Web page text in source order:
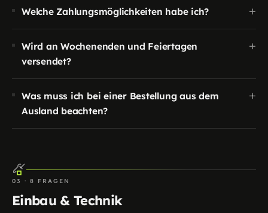
Welche Zahlungsmöglichkeiten habe ich? +
Wird an Wochenenden und Feiertagen
versendet?
+
Was muss ich bei einer Bestellung aus dem
Ausland beachten?
+
03 · 8 FRAGEN
Einbau & Technik